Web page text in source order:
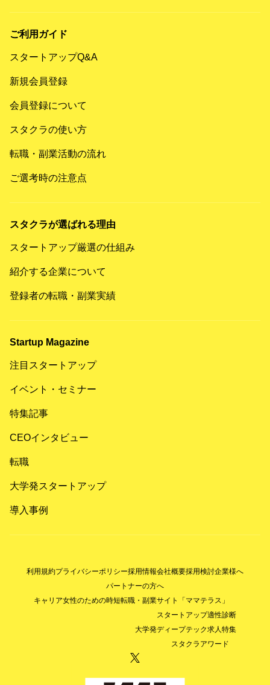
ご利用ガイド
スタートアップQ&A
新規会員登録
会員登録について
スタクラの使い方
転職・副業活動の流れ
ご選考時の注意点
スタクラが選ばれる理由
スタートアップ厳選の仕組み
紹介する企業について
登録者の転職・副業実績
Startup Magazine
注目スタートアップ
イベント・セミナー
特集記事
CEOインタビュー
転職
大学発スタートアップ
導入事例
利用規約プライバシーポリシー採用情報会社概要採用検討企業様へ
パートナーの方へ
キャリア女性のための時短転職・副業サイト「ママテラス」
スタートアップ適性診断
大学発ディープテック求人特集
スタクラアワード